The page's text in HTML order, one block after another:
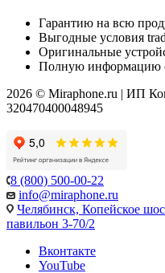
Гарантию на всю
Выгодные условия
Оригинальные
Полную информацию
2026 © Miraphone.ru | ИП
320470400048945
8 (800) 500-00-22
info@miraphone.ru
Челябинск, Копейское
павильон 3-70/2
Вконтакте
YouTube